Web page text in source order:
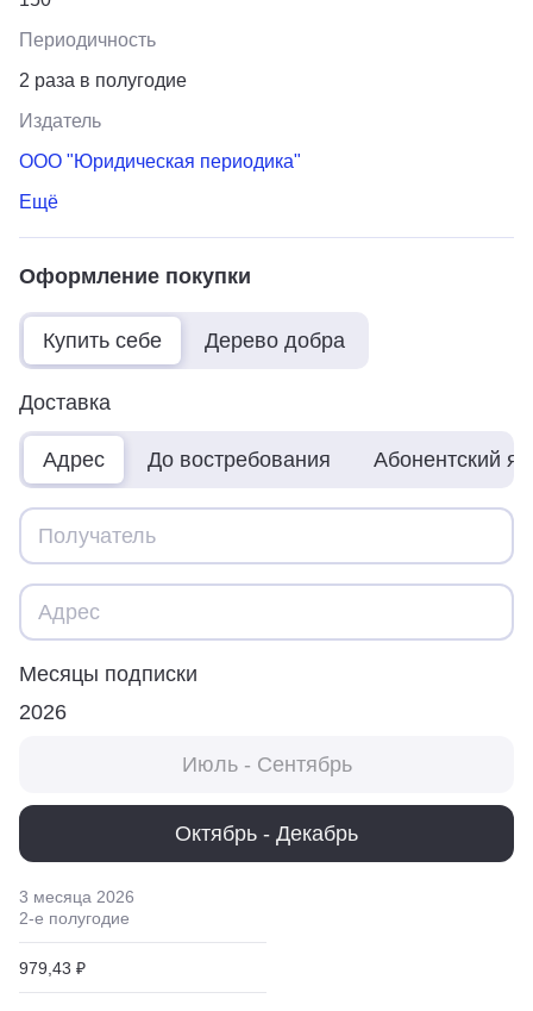
Периодичность
2 раза в полугодие
Издатель
ООО "Юридическая периодика"
Ещё
Оформление покупки
Купить себе Дерево добра
Доставка
Адрес До востребования Абонентский
Месяцы подписки
2026
Июль - Сентябрь
Октябрь - Декабрь
3 месяца 2026
2-е полугодие
979,43 ₽